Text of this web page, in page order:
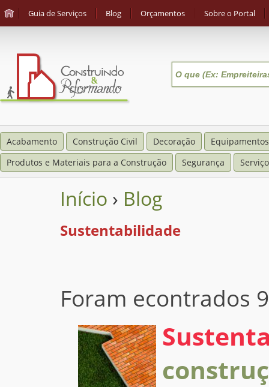
Guia de Serviços Blog Orçamentos Sobre o Portal
Acabamento Construção Civil Decoração
Equipamentos
Produtos e Materiais para a Construção
Segurança
Início › Blog
Sustentabilidade
Foram econtrados